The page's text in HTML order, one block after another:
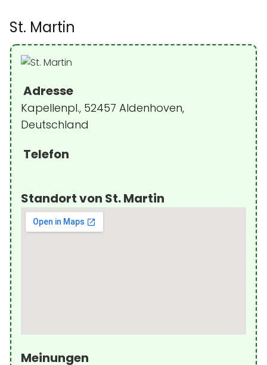
St. Martin
Adresse
Kapellenpl., 52457 Aldenhoven,
Deutschland
Telefon
Standort von St. Martin
Meinungen